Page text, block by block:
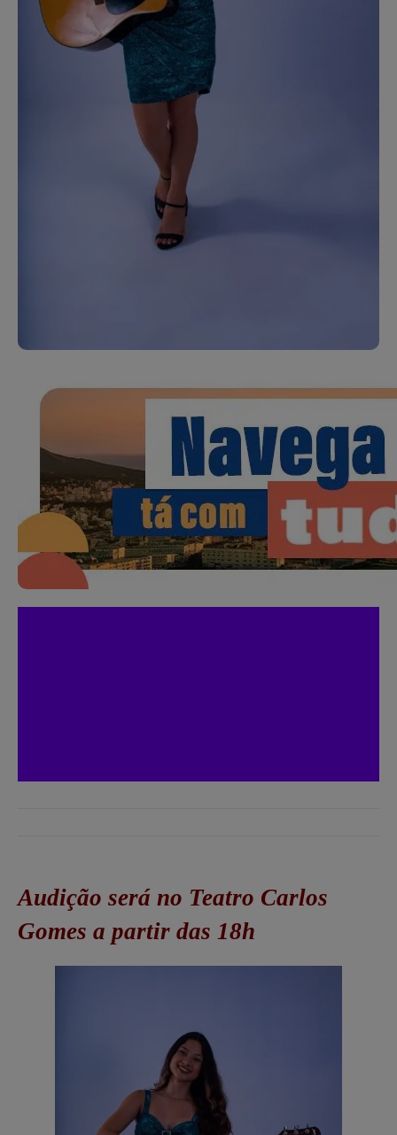
Audição será no Teatro Carlos
Gomes a partir das 18h